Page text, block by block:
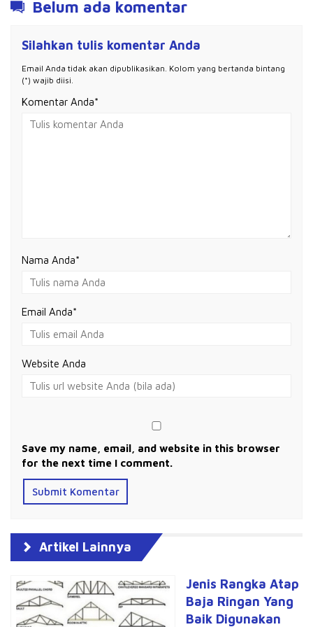
Belum ada komentar
Silahkan tulis komentar Anda
Email Anda tidak akan dipublikasikan. Kolom yang bertanda bintang
(*) wajib diisi.
Komentar Anda*
Nama Anda*
Email Anda*
Website Anda
Save my name, email, and website in this browser
for the next time I comment.
Artikel Lainnya
Jenis Rangka Atap
Baja Ringan Yang
Baik Digunakan